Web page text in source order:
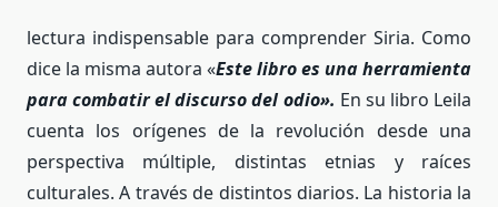
lectura indispensable para comprender Siria. Como
dice la misma autora «Este libro es una herramienta
para combatir el discurso del odio». En su libro Leila
cuenta los orígenes de la revolución desde una
perspectiva múltiple, distintas etnias y raíces
culturales. A través de distintos diarios. La historia la